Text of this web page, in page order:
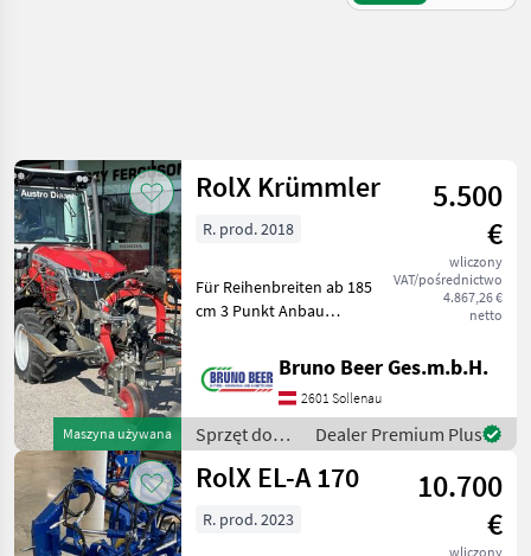
Kategoria 4 Kraj Filtry
AKTUALNA
ŚCIEŻKA
technika
rolnicza
Sprzet Do
Uprawy
Winorosli
Maszyny Do
Czyszczenia
Lodyg
Rolx
Zresetuj
Pokaż 2
wyników
Maszyna używana
RolX Krümmler
5.500
€
wliczony
VAT/pośrednictwo
4.867,26 €
netto
R. prod. 2018
Für Reihenbreiten ab 185
cm 3 Punkt Anbau
Breitenverstellung
Elektrische Betätigung des
Feintasters vom Traktor
aus Höhenverstellbare
Stützräder Hy
Bruno Beer Ges.m.b.H.
2601 Sollenau
Sprzęt do
uprawy
winorośli /
Dealer Premium Plus
RolX EL-A 170
10.700
€
wliczony
R. prod. 2023